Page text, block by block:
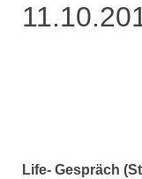
Life- Gespräch